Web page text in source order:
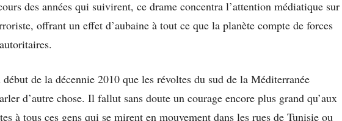
des années qui suivirent, ce drame concentra l’attention médiatique sur
offrant un effet d’aubaine à tout ce que la planète compte de forces
début de la décennie 2010 que les révoltes du sud de la Méditerranée
d’autre chose. Il fallut sans doute un courage encore plus grand qu’aux
à tous ces gens qui se mirent en mouvement dans les rues de Tunisie ou